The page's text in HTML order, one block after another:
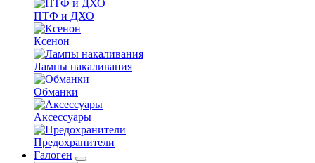
ПТФ и ДХО
Ксенон
Лампы накаливания
Обманки
Аксессуары
Предохранители
Галоген